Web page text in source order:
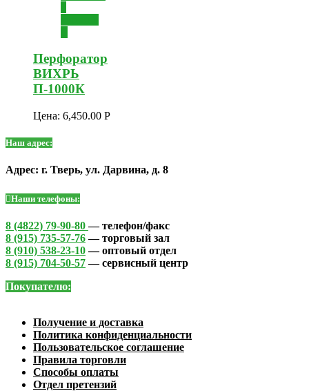
Перфоратор
ВИХРЬ
П-1000К
Цена: 6,450.00 Р
Наш адрес:
Адрес: г. Тверь, ул. Дарвина, д. 8
Наши телефоны:
8 (4822) 79-90-80— телефон/факс
8 (915) 735-57-76— торговый зал
8 (910) 538-23-10— оптовый отдел
8 (915) 704-50-57— сервисный центр
Покупателю:
Получение и доставка
Политика конфиденциальности
Пользовательское соглашение
Правила торговли
Способы оплаты
Отдел претензий